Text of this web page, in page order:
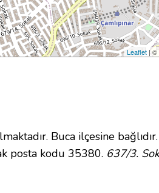
Leaflet | ©
Buca ilçesine bağlıdır.
posta kodu 35380. 637/3.